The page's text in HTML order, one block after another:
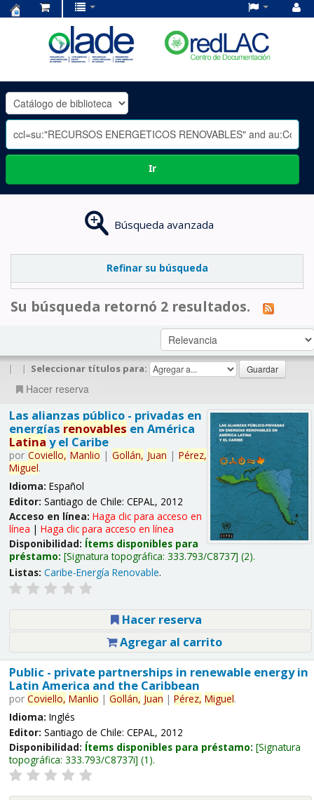
OLADE
-
Ir
Búsqueda avanzada
Refinar su búsqueda
Su búsqueda retornó 2 resultados.
| | Seleccionar títulos para:
Hacer reserva
Las alianzas público - privadas en
energías renovables en América
Latina y el Caribe
por Coviello, Manlio | Gollán, Juan | Pérez,
Miguel.
Idioma: Español
Editor: Santiago de Chile: CEPAL, 2012
Acceso en línea: Haga clic para acceso en
línea | Haga clic para acceso en línea
Disponibilidad: Ítems disponibles para
préstamo: Signatura topográfica: 333.793/C8737 (2).
Listas: Caribe-Energía Renovable.
Hacer reserva
Agregar al carrito
Public - private partnerships in renewable energy in
Latin America and the Caribbean
por Coviello, Manlio | Gollán, Juan | Pérez, Miguel.
Idioma: Inglés
Editor: Santiago de Chile: CEPAL, 2012
Disponibilidad: Ítems disponibles para préstamo: Signatura
topográfica: 333.793/C8737i (1).